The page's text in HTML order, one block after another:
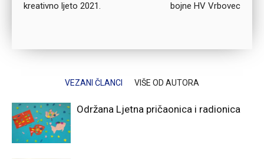
kreativno ljeto 2021.
bojne HV Vrbovec
VEZANI ČLANCI VIŠE OD AUTORA
Održana Ljetna pričaonica i radionica